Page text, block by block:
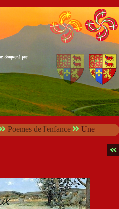
Poemes de l'enfance
Une